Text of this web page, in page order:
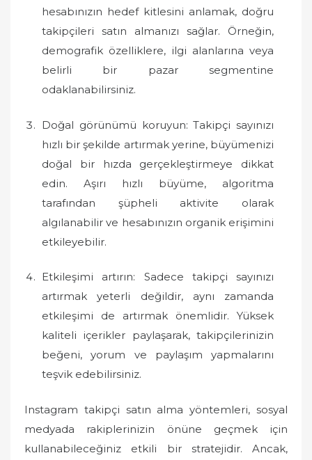
hesabınızın hedef kitlesini anlamak, doğru
takipçileri satın almanızı sağlar. Örneğin,
demografik özelliklere, ilgi alanlarına veya
belirli bir pazar segmentine
odaklanabilirsiniz.
Doğal görünümü koruyun: Takipçi sayınızı
hızlı bir şekilde artırmak yerine, büyümenizi
doğal bir hızda gerçekleştirmeye dikkat
edin. Aşırı hızlı büyüme, algoritma
tarafından şüpheli aktivite olarak
algılanabilir ve hesabınızın organik erişimini
etkileyebilir.
Etkileşimi artırın: Sadece takipçi sayınızı
artırmak yeterli değildir, aynı zamanda
etkileşimi de artırmak önemlidir. Yüksek
kaliteli içerikler paylaşarak, takipçilerinizin
beğeni, yorum ve paylaşım yapmalarını
teşvik edebilirsiniz.
Instagram takipçi satın alma yöntemleri, sosyal
medyada rakiplerinizin önüne geçmek için
kullanabileceğiniz etkili bir stratejidir. Ancak,